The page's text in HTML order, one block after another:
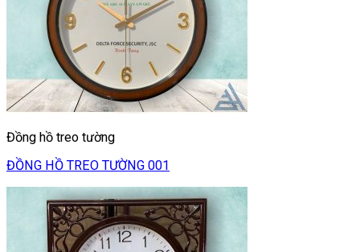
Đồng hồ treo tường
ĐỒNG HỒ TREO TƯỜNG 001